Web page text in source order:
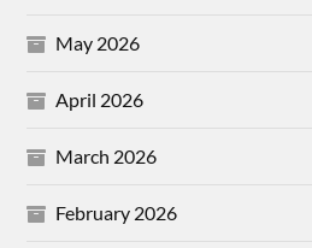
May 2026
April 2026
March 2026
February 2026